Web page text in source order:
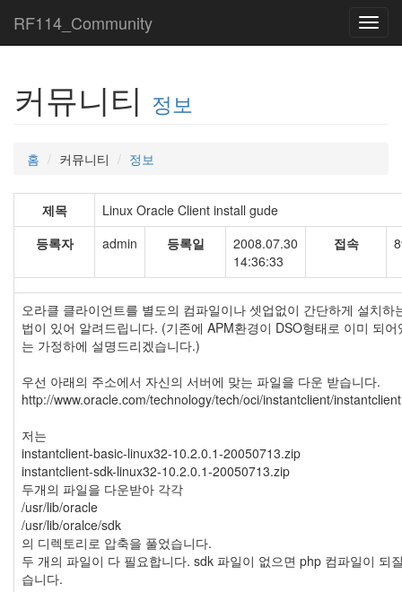
RF114_Community
커뮤니티 정보
홈 커뮤니티 정보
제목
Linux Oracle Client install gude
등록자
admin 등록일
2008.07.30
14:36:33
접속
오라클 클라이언트를 별도의 컴파일이나 셋업없이 간단하게 설치하
법이 있어 알려드립니다. (기존에 APM환경이 DSO형태로 이미 되어
는 가정하에 설명드리겠습니다.)
우선 아래의 주소에서 자신의 서버에 맞는 파일을 다운 받습니다.
http://www.oracle.com/technology/tech/oci/instantclient/
저는
instantclient-basic-linux32-10.2.0.1-20050713.zip
instantclient-sdk-linux32-10.2.0.1-20050713.zip
두개의 파일을 다운받아 각각
/usr/lib/oracle
/usr/lib/oralce/sdk
의 디렉토리로 압축을 풀었습니다.
두 개의 파일이 다 필요합니다. sdk 파일이 없으면 php 컴파일이 되
습니다.